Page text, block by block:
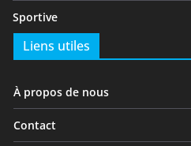
Sportive
Liens utiles
À propos de nous
Contact